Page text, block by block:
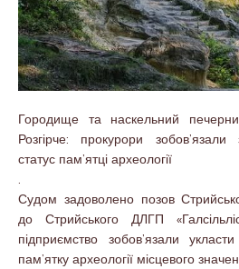
Городище та наскельний
Розгірче: прокурори
статус пам’ятці археології
.
Судом задоволено позов
до Стрийського ДЛГП
підприємство зобов’язали
пам’ятку археології місцевого